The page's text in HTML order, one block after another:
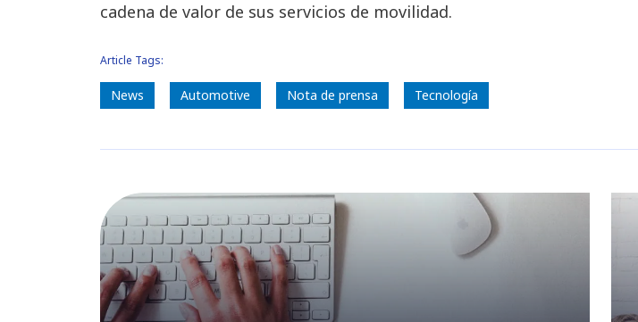
cadena de valor de sus servicios de movilidad.
Article Tags:
News Automotive Nota de prensa Tecnología